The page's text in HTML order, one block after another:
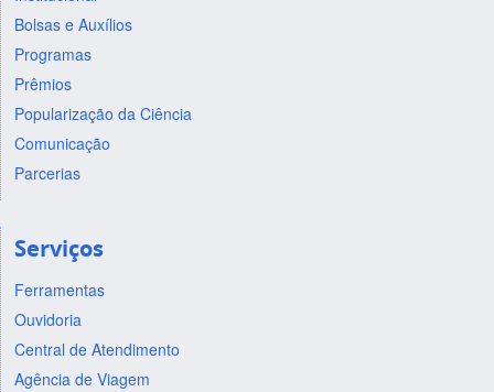
Bolsas e Auxílios
Programas
Prêmios
Popularização da Ciência
Comunicação
Parcerias
Serviços
Ferramentas
Ouvidoria
Central de Atendimento
Agência de Viagem